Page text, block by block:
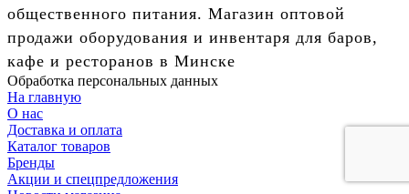
общественного питания. Магазин оптовой
продажи оборудования и инвентаря для баров,
кафе и ресторанов в Минске
Обработка персональных данных
На главную
О нас
Доставка и оплата
Каталог товаров
Бренды
Акции и спецпредложения